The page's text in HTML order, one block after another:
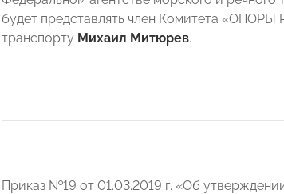
будет представлять член Комитета
транспорту Михаил Митюрев.
Приказ №19 от 01.03.2019 г. «Об